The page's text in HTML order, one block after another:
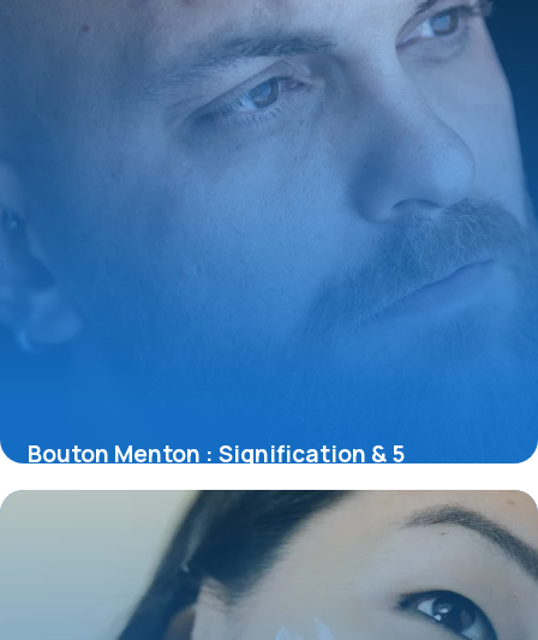
Bouton Menton : Signification & 5
Solutions Rapides